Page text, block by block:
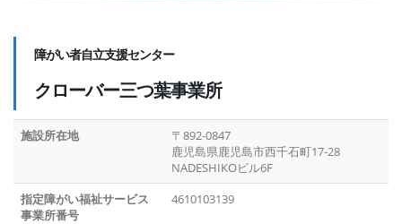
障がい者自立支援センター
クローバー三つ葉事業所
施設所在地
〒892-0847
鹿児島県鹿児島市西千石町17-28
NADESHIKOビル6F
指定障がい福祉サービス
事業所番号
4610103139